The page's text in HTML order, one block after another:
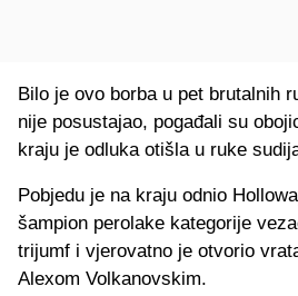
Bilo je ovo borba u pet brutalnih
nije posustajao, pogađali su
kraju je odluka otišla u ruke
Pobjedu je na kraju odnio
šampion perolake kategorije
trijumf i vjerovatno je otvorio
Alexom Volkanovskim.